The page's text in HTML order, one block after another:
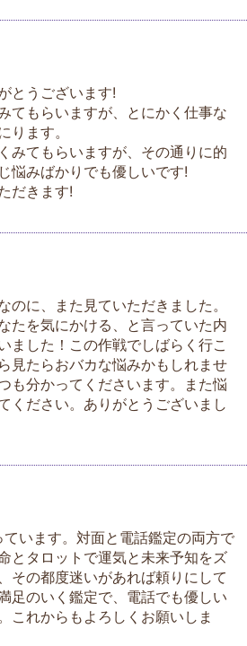
とうございます!
てもらいますが、とにかく仕事な
ります。
みてもらいますが、その通りに的
悩みばかりでも優しいです!
だきます!
のに、また見ていただきました。
たを気にかける、と言っていた内
ました！この作戦でしばらく行こ
見たらおバカな悩みかもしれませ
も分かってくださいます。また悩
ください。ありがとうございまし
います。対面と電話鑑定の両方で
とタロットで運気と未来予知をズ
その都度迷いがあれば頼りにして
足のいく鑑定で、電話でも優しい
これからもよろしくお願いしま